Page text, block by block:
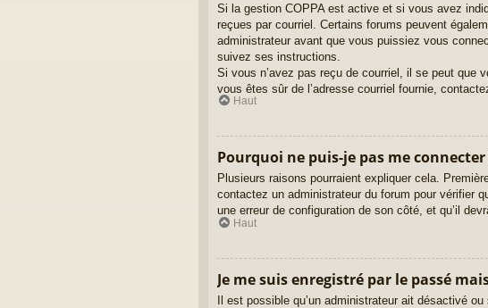
Si la gestion COPPA est active et si vous avez
reçues par courriel. Certains forums peuvent
administrateur avant que vous puissiez vous
suivez ses instructions.
Si vous n’avez pas reçu de courriel, il se peut que
vous êtes sûr de l’adresse courriel fournie,
Haut
Pourquoi ne puis-je pas me connecter
Plusieurs raisons pourraient expliquer cela.
contactez un administrateur du forum pour vérifier
une erreur de configuration de son côté, et qu’il
Haut
Je me suis enregistré par le passé
Il est possible qu’un administrateur ait désactivé